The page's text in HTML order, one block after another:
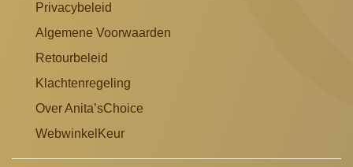
Privacybeleid
Algemene Voorwaarden
Retourbeleid
Klachtenregeling
Over Anita’sChoice
WebwinkelKeur